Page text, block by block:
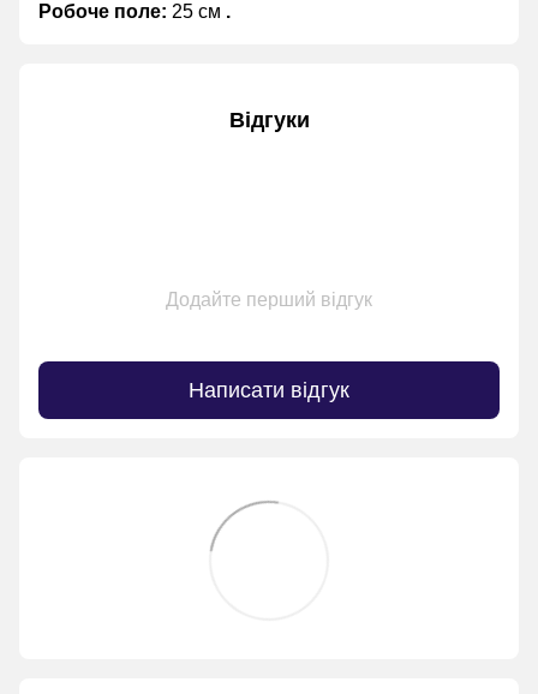
Робоче поле: 25 см .
Відгуки
Додайте перший відгук
Написати відгук